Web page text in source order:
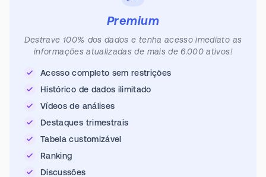
Premium
Destrave 100% dos dados e tenha acesso imediato as
informações atualizadas de mais de 6.000 ativos!
Acesso completo sem restrições
Histórico de dados ilimitado
Vídeos de análises
Destaques trimestrais
Tabela customizável
Ranking
Discussões